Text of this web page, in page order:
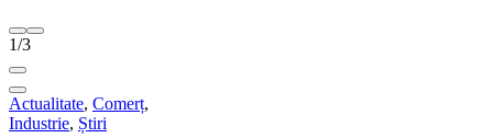
1/3
Actualitate, Comerț,
Industrie, Știri